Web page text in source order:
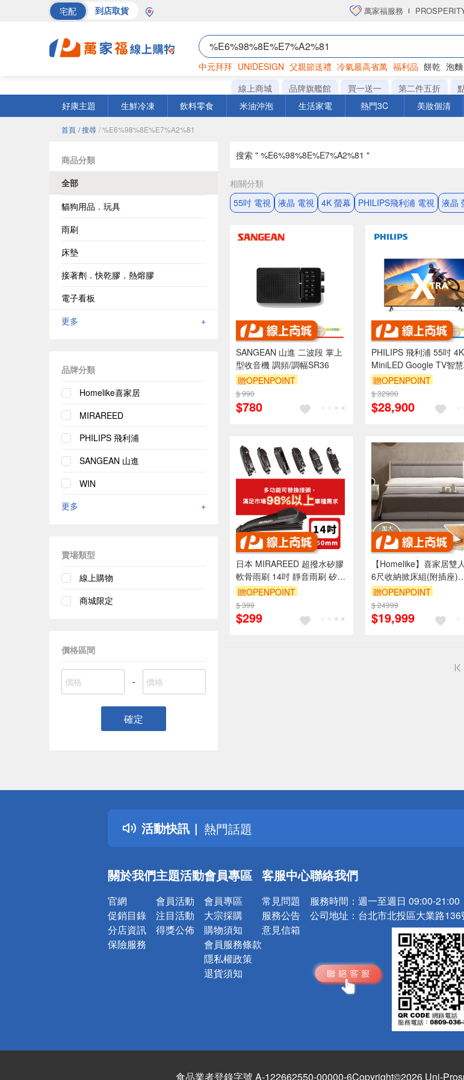
宅配 到店取貨 萬家福服務
中元拜拜 UNIDESIGN 父親節送禮 冷氣最高省萬 福利品 餅乾 泡麵
罐頭 海苔 洋芋片
線上商城 品牌旗艦館 買一送一 第二件五折
好康主題
生鮮冷凍 飲料零食 米油沖泡 生活家電 熱門3C 美妝個清
首頁 / 搜尋 / %E6%98%8E%E7%A2%81
商品分類
全部
貓狗用品．玩具
雨刷
床墊
接著劑．快乾膠．熱熔膠
電子看板
更多
+
品牌分類
Homelike喜家居
MIRAREED
PHILIPS 飛利浦
SANGEAN 山進
WIN
更多
+
賣場類型
線上購物
商城限定
價格區間
-
確定
搜索 " %E6%98%8E%E7%A2%81 "
相關分類
55吋 電視 液晶 電視 4K 螢幕 PHILIPS飛利浦 電視 液晶
SANGEAN 山進 二波段 掌上
型收音機 調頻/調幅SR36
贈OPENPOINT
$ 990
$780
PHILIPS 飛利浦 55吋 4K
MiniLED Google TV智
液晶顯示器 不含視訊盒
55PML9109
贈OPENPOINT
$ 32900
$28,900
日本 MIRAREED 超撥水矽膠
軟骨雨刷 14吋 靜音雨刷 矽膠
雨刷 無骨雨刷 採用日本鍍膜
矽膠條
贈OPENPOINT
$ 399
$299
【Homelike】喜家居雙
6尺收納掀床組(附插座)
(2348)
贈OPENPOINT
滿5000享92折
$ 24999
$19,999
活動快訊
詐騙網頁！請小心！
得獎公告
熱門話題
銀行優惠
詐騙網頁！請小心！
關於我們
官網
促銷目錄
分店資訊
保險服務
主題活動
會員活動
注目活動
得獎公佈
會員專區
會員專區
大宗採購
購物須知
會員服務條款
隱私權政策
退貨須知
客服中心
常見問題
服務公告
意見信箱
聯絡我們
服務時間： 週一至週日 09:00-
公司地址： 台北市北投區大業路136
食品業者登錄字號 A-122662550-00000-6Copyright©2026 Uni-